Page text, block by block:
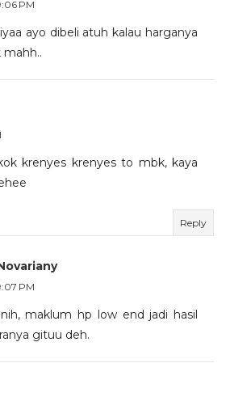
PM
ayo dibeli atuh kalau harganya
mahh..
krenyes krenyes to mbk, kaya
Reply
PM
nih, maklum hp low end jadi hasil
gituu deh.